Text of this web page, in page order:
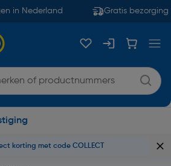
in Nederland Gratis bezorging
korting met code COLLECT